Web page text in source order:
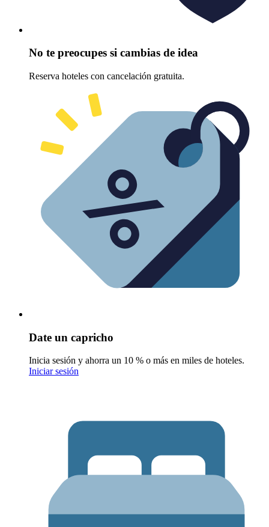
No te preocupes si cambias de idea
Reserva hoteles con cancelación gratuita.
Date un capricho
Inicia sesión y ahorra un 10 % o más en miles de hoteles.
Iniciar sesión